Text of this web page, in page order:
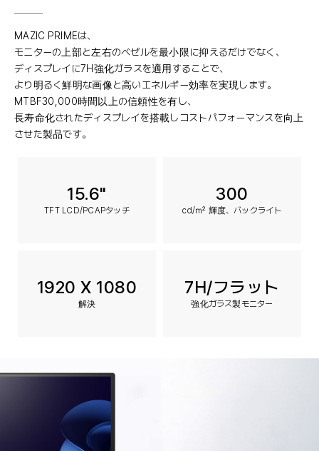
MAZIC PRIMEは、
モニターの上部と左右のベゼルを最小限に抑えるだけでなく、
ディスプレイに7H強化ガラスを適用することで、
より明るく鮮明な画像と高いエネルギー効率を実現します。
MTBF30,000時間以上の信頼性を有し、
長寿命化されたディスプレイを搭載しコストパフォーマンスを向上
させた製品です。
15.6"
TFT LCD/PCAPタッチ
300
cd/㎡ 輝度、バックライト
1920 X 1080
解決
7H/フラット
強化ガラス製モニター